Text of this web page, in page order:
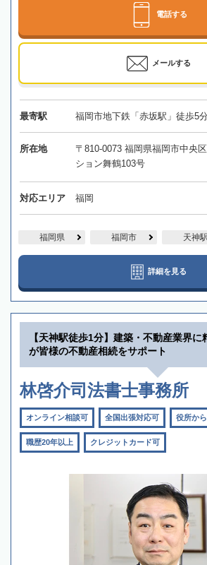
電話する
メールする
最寄駅 福岡市地下鉄「赤坂駅」徒歩5分
所在地
〒810-0073 福岡県福岡市中央
ション舞鶴103号
対応エリア 福岡
福岡県 福岡市 天神駅
詳細を見る
【天神駅徒歩1分】建築・不動産業界
が皆様の不動産相続をサポート
林啓介司法書士事務所
オンライン相談可 全国出張対応可 役所か
職歴20年以上 クレジットカード可